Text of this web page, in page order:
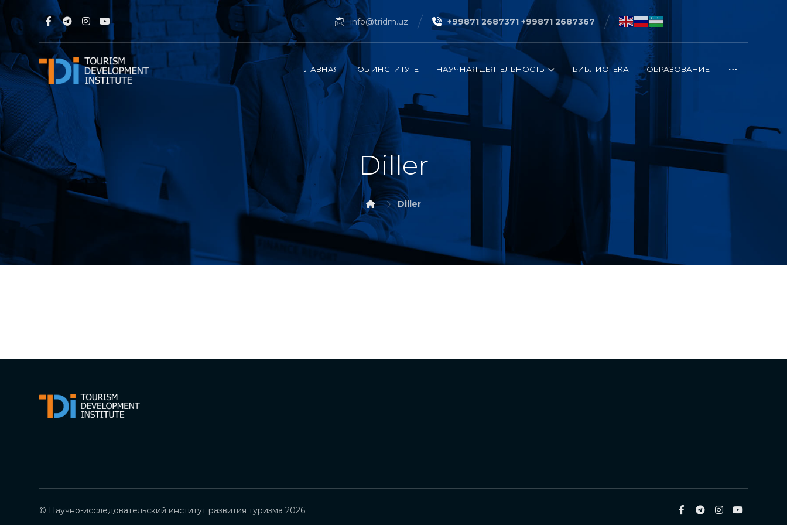
info@tridm.uz +99871 2687371 +99871 2687367
ГЛАВНАЯ ОБ ИНСТИТУТЕ НАУЧНАЯ ДЕЯТЕЛЬНОСТЬ БИБЛИОТЕКА ОБРАЗОВАНИЕ
Diller
Diller
© Научно-исследовательский институт развития туризма 2026.